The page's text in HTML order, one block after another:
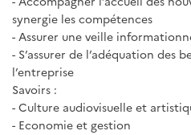
synergie les compétences
- Assurer une veille
- S’assurer de l’adéquation des
l’entreprise
Savoirs :
- Culture audiovisuelle et
- Economie et gestion